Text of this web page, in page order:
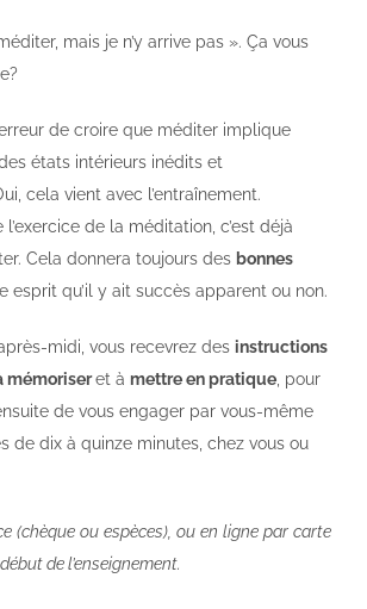
mais je n’y arrive pas ». Ça vous
de croire que méditer implique
états intérieurs inédits et
cela vient avec l’entraînement.
de la méditation, c’est déjà
Cela donnera toujours des bonnes
esprit qu’il y ait succès apparent ou non.
midi, vous recevrez des instructions
mémoriseret à mettre en pratique , pour
de vous engager par vous-même
de dix à quinze minutes, chez vous ou
(chèque ou espèces), ou en ligne par carte
de l’enseignement.